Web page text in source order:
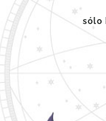
Saltar
contenido
sólo